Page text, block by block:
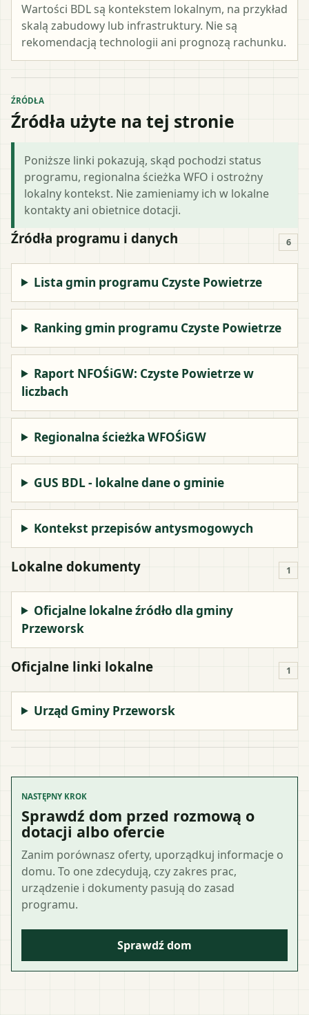
Wartości BDL są kontekstem lokalnym, na przykład
skalą zabudowy lub infrastruktury. Nie są
rekomendacją technologii ani prognozą rachunku.
ŹRÓDŁA
Źródła użyte na tej stronie
Poniższe linki pokazują, skąd pochodzi status
programu, regionalna ścieżka WFO i ostrożny
lokalny kontekst. Nie zamieniamy ich w lokalne
kontakty ani obietnice dotacji.
Źródła programu i danych 6
Lista gmin programu Czyste Powietrze
Ranking gmin programu Czyste Powietrze
Raport NFOŚiGW: Czyste Powietrze w
liczbach
Regionalna ścieżka WFOŚiGW
GUS BDL - lokalne dane o gminie
Kontekst przepisów antysmogowych
Lokalne dokumenty 1
Oficjalne lokalne źródło dla gminy
Przeworsk
Oficjalne linki lokalne 1
Urząd Gminy Przeworsk
NASTĘPNY KROK
Sprawdź dom przed rozmową o
dotacji albo ofercie
Zanim porównasz oferty, uporządkuj informacje o
domu. To one zdecydują, czy zakres prac,
urządzenie i dokumenty pasują do zasad
programu.
Sprawdź dom